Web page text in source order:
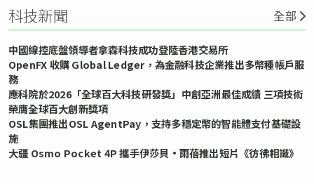
科技新聞 全部
中國線控底盤領導者拿森科技成功登陸香港交易所
OpenFX 收購 Global Ledger，為金融科技企業推出多幣種帳戶服
務
應科院於2026「全球百大科技研發獎」中創亞洲最佳成績 三項技術
榮膺全球百大創新獎項
OSL集團推出OSL AgentPay，支持多穩定幣的智能體支付基礎設
施
大疆 Osmo Pocket 4P 攜手伊莎貝•雨蓓推出短片《彷彿相識》